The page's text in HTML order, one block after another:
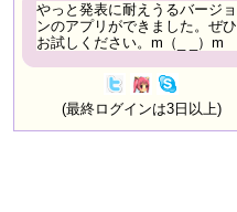
やっと発表に耐えうるバージョ
ンのアプリができました。ぜひ
お試しください。m（_ _）m
(最終ログインは3日以上)